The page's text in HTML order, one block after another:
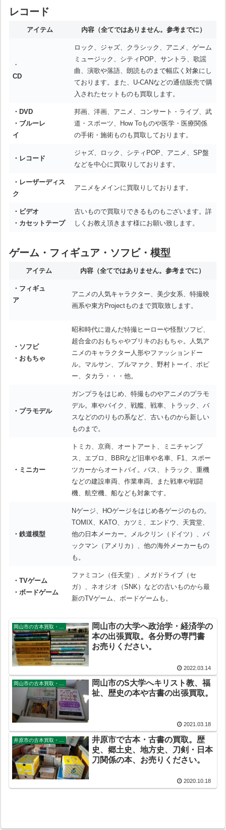
レコード
アイテム 内容 （全てではありません。参考までに）
・
CD
ロック、ジャズ、クラシック、アニメ、ゲーム
ミュージック、シティPOP、サントラ、歌謡
曲、演歌や落語、朗読ものまで幅広く対象にし
ております。また、U-CANなどの通信販売で購
入されたセットものも買取します。
・DVD
・ブルーレ
イ
邦画、洋画、アニメ、コンサート・ライブ、武
道・スポーツ、How Toものや医学・医療関係
の手術・施術ものも買取しております。
・レコード
ジャズ、ロック、シティPOP、アニメ、SP盤
などを中心に買取りしております。
・レーザーディス
ク
アニメをメインに買取りしております。
・ビデオ
・カセットテープ
古いもので買取りできるものもございます。詳
しくお教え頂きます様にお願い致します。
ゲーム・フィギュア・ソフビ・模型
アイテム 内容（全てではありません。参考までに）
・フィギュ
ア
アニメの人気キャラクター、美少女系、特撮映
画系や東方Projectものまで買取致します。
・ソフビ
・おもちゃ
昭和時代に遊んだ特撮ヒーローや怪獣ソフビ、
超合金のおもちゃやブリキのおもちゃ。人気ア
ニメのキャラクター人形やファッションドー
ル。マルサン、ブルマァク、野村トーイ、ポピ
ー、タカラ・・・他。
・プラモデル
ガンプラをはじめ、特撮ものやアニメのプラモ
デル。車やバイク、戦艦、戦車、トラック、バ
スなどののりもの系など、古いものから新しい
ものまで。
・ミニカー
トミカ、京商、オートアート、ミニチャンプ
ス、エブロ、BBRなど旧車や名車、F1、スポー
ツカーからオートバイ。バス、トラック、重機
などの建設車両、作業車両。また戦車や戦闘
機、航空機、船なども対象です。
・鉄道模型
Nゲージ、HOゲージをはじめ各ゲージのもの。
TOMIX、KATO、カツミ、エンドウ、天賞堂、
他の日本メーカー。メルクリン（ドイツ）、バ
ックマン（アメリカ）、他の海外メーカーもの
も。
・TVゲーム
・ボードゲーム
ファミコン（任天堂）、メガドライブ（セ
ガ）、ネオジオ（SNK）などの古いものから最
新のTVゲーム、ボードゲームも。
岡山市の古本買取・出張買取
岡山市の大学へ政治学・経済学の
本の出張買取。各分野の専門書
お売りください。
2022.03.14
岡山市のS大学へキリスト教、福
祉、歴史の本や古書の出張買取。
2021.03.18
井原市で古本・古書の買取。歴
史、郷土史、地方史、刀剣・日本
刀関係の本、お売りください。
2020.10.18